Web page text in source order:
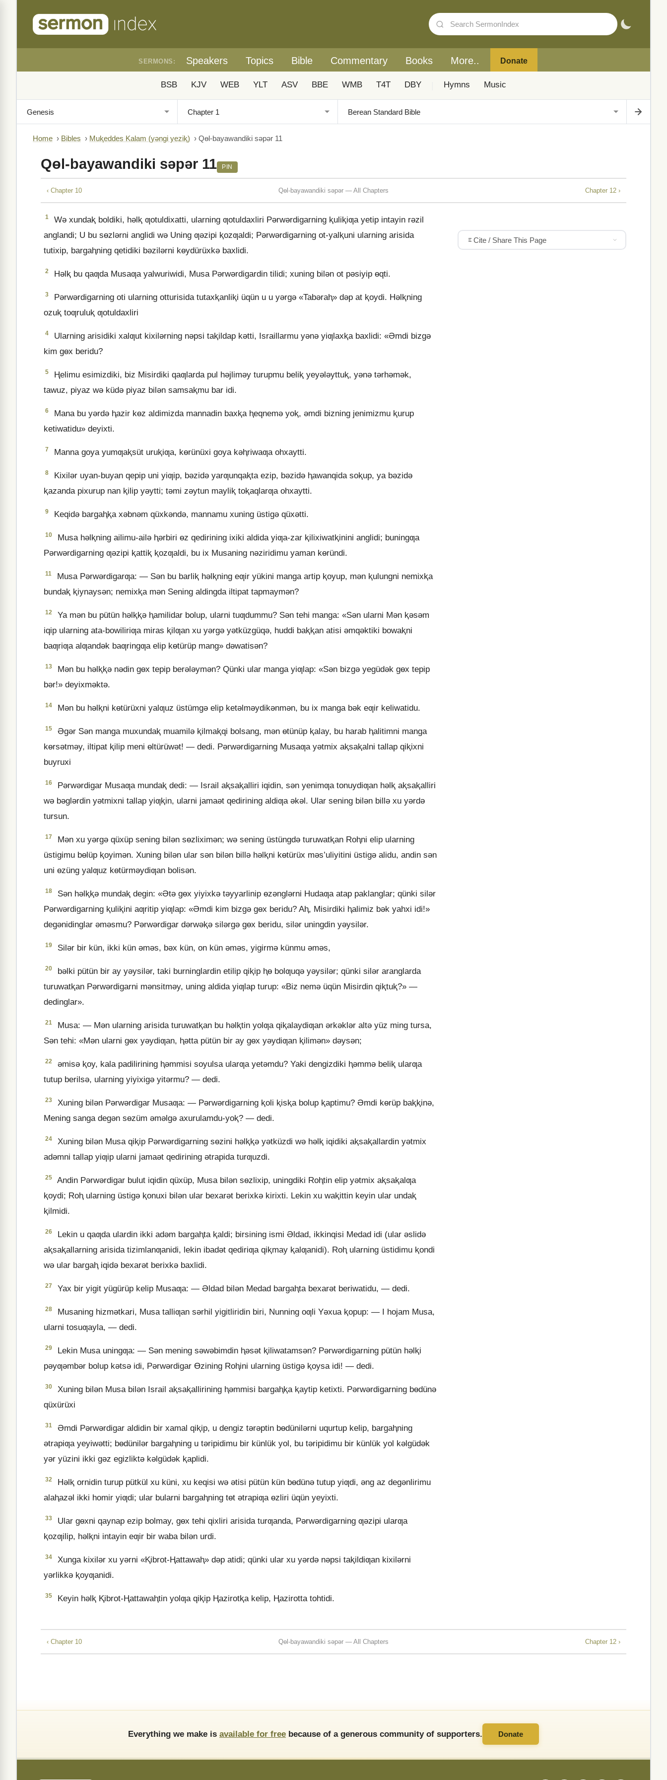
SERMONS: Speakers Topics Bible Commentary Books More.. Donate
BSB KJV WEB YLT ASV BBE WMB T4T DBY Hymns Music
Home › Bibles › Muⱪeddes Kalam (yǝngi yeziⱪ) › Qɵl-bayawandiki sǝpǝr 11
Qɵl-bayawandiki sǝpǝr 11 PIN
‹ Chapter 10 Qɵl-bayawandiki sǝpǝr — All Chapters Chapter 12 ›
1
Wǝ xundaⱪ boldiki, hǝlⱪ ƣotuldixatti, ularning ƣotuldaxliri Pǝrwǝrdigarning ⱪuliⱪiƣa yetip intayin rǝzil
anglandi; U bu sɵzlǝrni anglidi wǝ Uning ƣǝzipi ⱪozƣaldi; Pǝrwǝrdigarning ot-yalⱪuni ularning arisida
tutixip, bargaⱨning qetidiki bǝzilǝrni kɵydürüxkǝ baxlidi.
2 Hǝlⱪ bu qaƣda Musaƣa yalwuriwidi, Musa Pǝrwǝrdigardin tilidi; xuning bilǝn ot pǝsiyip ɵqti.
3
Pǝrwǝrdigarning oti ularning otturisida tutaxⱪanliⱪi üqün u u yǝrgǝ «Tabǝraⱨ» dǝp at ⱪoydi. Hǝlⱪning
ozuⱪ toƣruluⱪ ƣotuldaxliri
4
Ularning arisidiki xalƣut kixilǝrning nǝpsi taⱪildap kǝtti, Israillarmu yǝnǝ yiƣlaxⱪa baxlidi: «Əmdi bizgǝ
kim gɵx beridu?
5
Ⱨelimu esimizdiki, biz Misirdiki qaƣlarda pul hǝjlimǝy turupmu beliⱪ yeyǝlǝyttuⱪ, yǝnǝ tǝrhǝmǝk,
tawuz, piyaz wǝ küdǝ piyaz bilǝn samsaⱪmu bar idi.
6
Mana bu yǝrdǝ ⱨazir kɵz aldimizda mannadin baxⱪa ⱨeqnemǝ yoⱪ, ǝmdi bizning jenimizmu ⱪurup
ketiwatidu» deyixti.
7 Manna goya yumƣaⱪsüt uruⱪiƣa, kɵrünüxi goya kǝⱨriwaƣa ohxaytti.
8
Kixilǝr uyan-buyan qepip uni yiƣip, bǝzidǝ yarƣunqaⱪta ezip, bǝzidǝ ⱨawanqida soⱪup, ya bǝzidǝ
ⱪazanda pixurup nan ⱪilip yǝytti; tǝmi zǝytun mayliⱪ toⱪaqlarƣa ohxaytti.
9 Keqidǝ bargaⱨⱪa xǝbnǝm qüxkǝndǝ, mannamu xuning üstigǝ qüxǝtti.
10
Musa hǝlⱪning ailimu-ailǝ ⱨǝrbiri ɵz qedirining ixiki aldida yiƣa-zar ⱪilixiwatⱪinini anglidi; buningƣa
Pǝrwǝrdigarning ƣǝzipi ⱪattiⱪ ⱪozƣaldi, bu ix Musaning nǝziridimu yaman kɵründi.
11
Musa Pǝrwǝrdigarƣa: — Sǝn bu barliⱪ hǝlⱪning eƣir yükini manga artip ⱪoyup, mǝn ⱪulungni nemixⱪa
bundaⱪ ⱪiynaysǝn; nemixⱪa mǝn Sening aldingda iltipat tapmaymǝn?
12
Ya mǝn bu pütün hǝlⱪⱪǝ ⱨamilidar bolup, ularni tuƣdummu? Sǝn tehi manga: «Sǝn ularni Mǝn ⱪǝsǝm
iqip ularning ata-bowiliriƣa miras ⱪilƣan xu yǝrgǝ yǝtküzgüqǝ, huddi baⱪⱪan atisi ǝmqǝktiki bowaⱪni
baƣriƣa alƣandǝk baƣringƣa elip kɵtürüp mang» dǝwatisǝn?
13
Mǝn bu hǝlⱪⱪǝ nǝdin gɵx tepip berǝlǝymǝn? Qünki ular manga yiƣlap: «Sǝn bizgǝ yegüdǝk gɵx tepip
bǝr!» deyixmǝktǝ.
14 Mǝn bu hǝlⱪni kɵtürüxni yalƣuz üstümgǝ elip ketǝlmǝydikǝnmǝn, bu ix manga bǝk eƣir keliwatidu.
15
Əgǝr Sǝn manga muxundaⱪ muamilǝ ⱪilmaⱪqi bolsang, mǝn ɵtünüp ⱪalay, bu harab ⱨalitimni manga
kɵrsǝtmǝy, iltipat ⱪilip meni ɵltürüwǝt! — dedi. Pǝrwǝrdigarning Musaƣa yǝtmix aⱪsaⱪalni tallap qiⱪixni
buyruxi
16
Pǝrwǝrdigar Musaƣa mundaⱪ dedi: — Israil aⱪsaⱪalliri iqidin, sǝn yenimƣa tonuydiƣan hǝlⱪ aⱪsaⱪalliri
wǝ bǝglǝrdin yǝtmixni tallap yiƣⱪin, ularni jamaǝt qedirining aldiƣa ǝkǝl. Ular sening bilǝn billǝ xu yǝrdǝ
tursun.
17
Mǝn xu yǝrgǝ qüxüp sening bilǝn sɵzliximǝn; wǝ sening üstüngdǝ turuwatⱪan Roⱨni elip ularning
üstigimu bɵlüp ⱪoyimǝn. Xuning bilǝn ular sǝn bilǝn billǝ hǝlⱪni kɵtürüx mǝs’uliyitini üstigǝ alidu, andin sǝn
uni ɵzüng yalƣuz kɵtürmǝydiƣan bolisǝn.
18
Sǝn hǝlⱪⱪǝ mundaⱪ degin: «Ətǝ gɵx yiyixkǝ tǝyyarlinip ɵzǝnglǝrni Hudaƣa atap paklanglar; qünki silǝr
Pǝrwǝrdigarning ⱪuliⱪini aƣritip yiƣlap: «Əmdi kim bizgǝ gɵx beridu? Aⱨ, Misirdiki ⱨalimiz bǝk yahxi idi!»
degǝnidinglar ǝmǝsmu? Pǝrwǝrdigar dǝrwǝⱪǝ silǝrgǝ gɵx beridu, silǝr uningdin yǝysilǝr.
19 Silǝr bir kün, ikki kün ǝmǝs, bǝx kün, on kün ǝmǝs, yigirmǝ künmu ǝmǝs,
20
bǝlki pütün bir ay yǝysilǝr, taki burninglardin etilip qiⱪip ⱨɵ bolƣuqǝ yǝysilǝr; qünki silǝr aranglarda
turuwatⱪan Pǝrwǝrdigarni mǝnsitmǝy, uning aldida yiƣlap turup: «Biz nemǝ üqün Misirdin qiⱪtuⱪ?» —
dedinglar».
21
Musa: — Mǝn ularning arisida turuwatⱪan bu hǝlⱪtin yolƣa qiⱪalaydiƣan ǝrkǝklǝr altǝ yüz ming tursa,
Sǝn tehi: «Mǝn ularni gɵx yǝydiƣan, ⱨǝtta pütün bir ay gɵx yǝydiƣan ⱪilimǝn» dǝysǝn;
22
ǝmisǝ ⱪoy, kala padilirining ⱨǝmmisi soyulsa ularƣa yetǝmdu? Yaki dengizdiki ⱨǝmmǝ beliⱪ ularƣa
tutup berilsǝ, ularning yiyixigǝ yitǝrmu? — dedi.
23
Xuning bilǝn Pǝrwǝrdigar Musaƣa: — Pǝrwǝrdigarning ⱪoli ⱪisⱪa bolup ⱪaptimu? Əmdi kɵrüp baⱪⱪinǝ,
Mening sanga degǝn sɵzüm ǝmǝlgǝ axurulamdu-yoⱪ? — dedi.
24
Xuning bilǝn Musa qiⱪip Pǝrwǝrdigarning sɵzini hǝlⱪⱪǝ yǝtküzdi wǝ hǝlⱪ iqidiki aⱪsaⱪallardin yǝtmix
adǝmni tallap yiƣip ularni jamaǝt qedirining ǝtrapida turƣuzdi.
25
Andin Pǝrwǝrdigar bulut iqidin qüxüp, Musa bilǝn sɵzlixip, uningdiki Roⱨtin elip yǝtmix aⱪsaⱪalƣa
ⱪoydi; Roⱨ ularning üstigǝ ⱪonuxi bilǝn ular bexarǝt berixkǝ kirixti. Lekin xu waⱪittin keyin ular undaⱪ
ⱪilmidi.
26
Lekin u qaƣda ulardin ikki adǝm bargaⱨta ⱪaldi; birsining ismi Əldad, ikkinqisi Medad idi (ular ǝslidǝ
aⱪsaⱪallarning arisida tizimlanƣanidi, lekin ibadǝt qediriƣa qiⱪmay ⱪalƣanidi). Roⱨ ularning üstidimu ⱪondi
wǝ ular bargaⱨ iqidǝ bexarǝt berixkǝ baxlidi.
27 Yax bir yigit yügürüp kelip Musaƣa: — Əldad bilǝn Medad bargaⱨta bexarǝt beriwatidu, — dedi.
28
Musaning hizmǝtkari, Musa talliƣan sǝrhil yigitliridin biri, Nunning oƣli Yǝxua ⱪopup: — I hojam Musa,
ularni tosuƣayla, — dedi.
29
Lekin Musa uningƣa: — Sǝn mening sǝwǝbimdin ⱨǝsǝt ⱪiliwatamsǝn? Pǝrwǝrdigarning pütün hǝlⱪi
pǝyƣǝmbǝr bolup kǝtsǝ idi, Pǝrwǝrdigar Ɵzining Roⱨini ularning üstigǝ ⱪoysa idi! — dedi.
30
Xuning bilǝn Musa bilǝn Israil aⱪsaⱪallirining ⱨǝmmisi bargaⱨⱪa ⱪaytip ketixti. Pǝrwǝrdigarning bɵdünǝ
qüxürüxi
31
Əmdi Pǝrwǝrdigar aldidin bir xamal qiⱪip, u dengiz tǝrǝptin bɵdünilǝrni uqurtup kelip, bargaⱨning
ǝtrapiƣa yeyiwǝtti; bɵdünilǝr bargaⱨning u tǝripidimu bir künlük yol, bu tǝripidimu bir künlük yol kǝlgüdǝk
yǝr yüzini ikki gǝz egizliktǝ kǝlgüdǝk ⱪaplidi.
32
Hǝlⱪ ornidin turup pütkül xu küni, xu keqisi wǝ ǝtisi pütün kün bɵdünǝ tutup yiƣdi, ǝng az degǝnlirimu
alaⱨazǝl ikki homir yiƣdi; ular bularni bargaⱨning tɵt ǝtrapiƣa ɵzliri üqün yeyixti.
33
Ular gɵxni qaynap ezip bolmay, gɵx tehi qixliri arisida turƣanda, Pǝrwǝrdigarning ƣǝzipi ularƣa
ⱪozƣilip, hǝlⱪni intayin eƣir bir waba bilǝn urdi.
34
Xunga kixilǝr xu yǝrni «Ⱪibrot-Ⱨattawaⱨ» dǝp atidi; qünki ular xu yǝrdǝ nǝpsi taⱪildiƣan kixilǝrni
yǝrlikkǝ ⱪoyƣanidi.
35 Keyin hǝlⱪ Ⱪibrot-Ⱨattawaⱨtin yolƣa qiⱪip Ⱨazirotⱪa kelip, Ⱨazirotta tohtidi.
Cite / Share This Page
‹ Chapter 10 Qɵl-bayawandiki sǝpǝr — All Chapters Chapter 12 ›
Everything we make is available for free because of a generous community of supporters. Donate